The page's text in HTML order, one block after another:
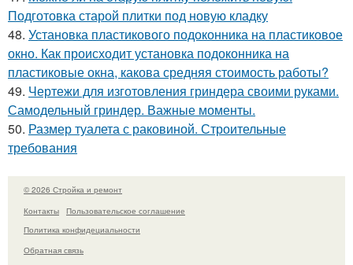
Подготовка старой плитки под новую кладку
48. Установка пластикового подоконника на пластиковое
окно. Как происходит установка подоконника на
пластиковые окна, какова средняя стоимость работы?
49. Чертежи для изготовления гриндера своими руками.
Самодельный гриндер. Важные моменты.
50. Размер туалета с раковиной. Строительные
требования
© 2026 Стройка и ремонт
Контакты
Пользовательское соглашение
Политика конфидециальности
Обратная связь